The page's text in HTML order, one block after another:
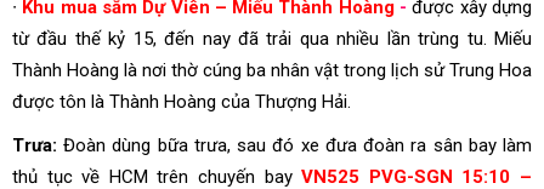
∙ Khu mua sắm Dự Viên – Miếu Thành Hoàng -được xây dựng
từ đầu thế kỷ 15, đến nay đã trải qua nhiều lần trùng tu. Miếu
Thành Hoàng là nơi thờ cúng ba nhân vật trong lịch sử Trung Hoa
được tôn là Thành Hoàng của Thượng Hải.
Trưa:Đoàn dùng bữa trưa, sau đó xe đưa đoàn ra sân bay làm
thủ tục về HCM trên chuyến bayVN525 PVG-SGN 15:10 –